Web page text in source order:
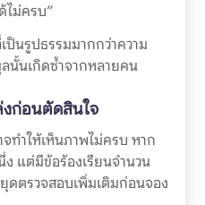
ไม่ครบ”
นรูปธรรมมากกว่าความ
นั้นเกิดซ้ำจากหลายคน
ก่อนตัดสินใจ
ทำให้เห็นภาพไม่ครบ หาก
แต่มีข้อร้องเรียนจำนวน
ดตรวจสอบเพิ่มเติมก่อนจอง